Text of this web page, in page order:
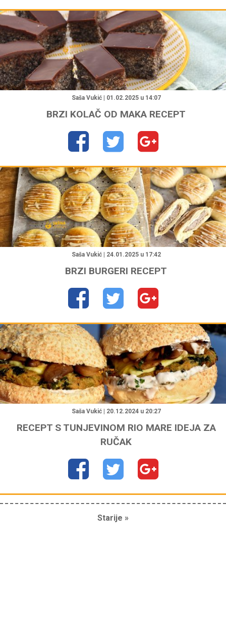
"
Saša Vukić | 01.02.2025 u 14:07
BRZI KOLAČ OD MAKA RECEPT
"
Saša Vukić | 24.01.2025 u 17:42
BRZI BURGERI RECEPT
"
Saša Vukić | 20.12.2024 u 20:27
RECEPT S TUNJEVINOM RIO MARE IDEJA ZA
RUČAK
Starije »